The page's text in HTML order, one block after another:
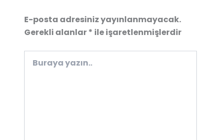
E-posta adresiniz yayınlanmayacak.
Gerekli alanlar* ile işaretlenmişlerdir
yazın..